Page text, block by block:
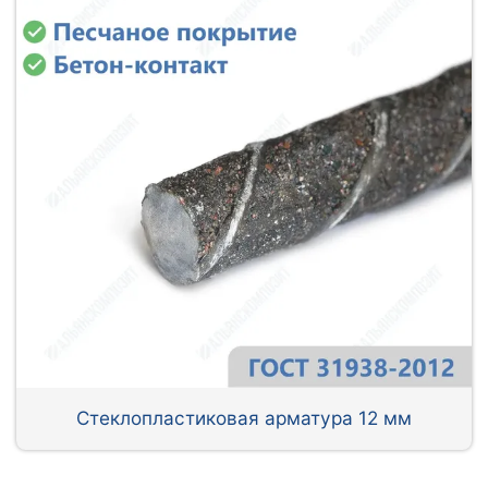
Стеклопластиковая арматура 12 мм